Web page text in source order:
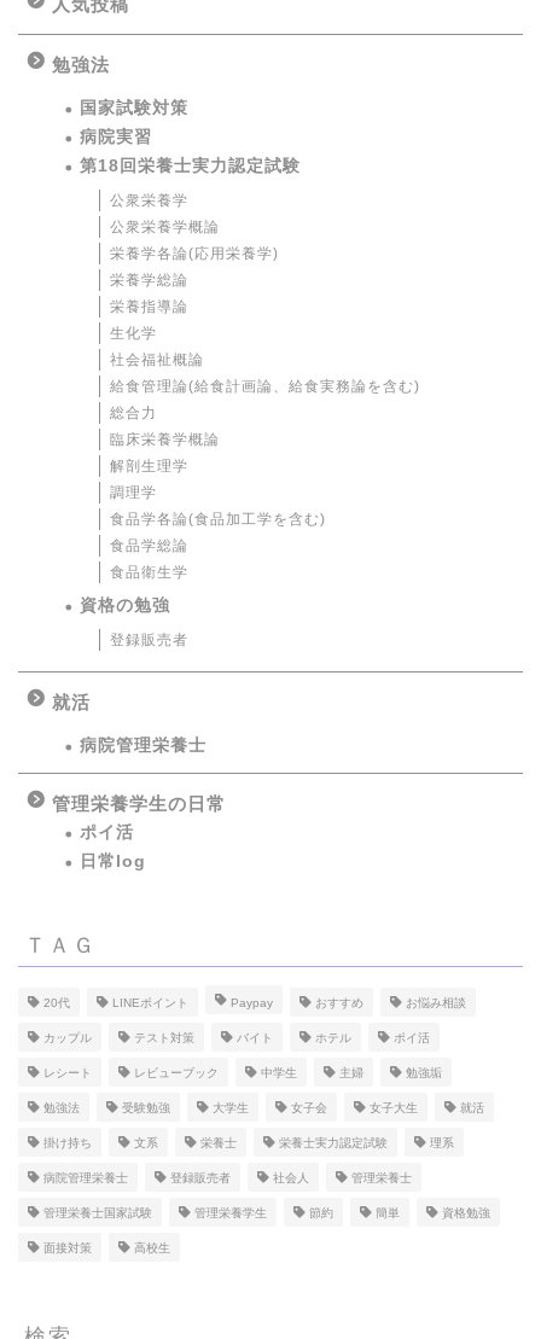
勉強法
国家試験対策
病院実習
第18回栄養士実力認定試験
公衆栄養学
公衆栄養学概論
栄養学各論(応用栄養学)
栄養学総論
栄養指導論
生化学
社会福祉概論
給食管理論(給食計画論、給食実務論を含む)
総合力
臨床栄養学概論
解剖生理学
調理学
食品学各論(食品加工学を含む)
食品学総論
食品衛生学
資格の勉強
登録販売者
就活
病院管理栄養士
管理栄養学生の日常
ポイ活
日常log
ＴＡＧ
20代 LINEポイント Paypay おすすめ お悩み相談
カップル テスト対策 バイト ホテル ポイ活
レシート レビューブック 中学生 主婦 勉強垢
勉強法 受験勉強 大学生 女子会 女子大生 就活
掛け持ち 文系 栄養士 栄養士実力認定試験 理系
病院管理栄養士 登録販売者 社会人 管理栄養士
管理栄養士国家試験 管理栄養学生 節約 簡単 資格勉強
面接対策 高校生